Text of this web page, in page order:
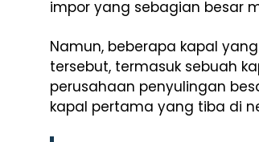
impor yang sebagian besar
Namun, beberapa kapal
tersebut, termasuk sebuah
perusahaan penyulingan
kapal pertama yang tiba di